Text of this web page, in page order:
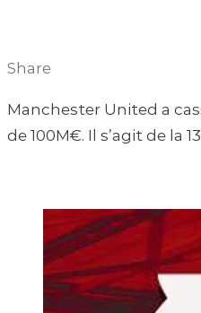
Share
Manchester United a
de 100M€. Il s’agit de